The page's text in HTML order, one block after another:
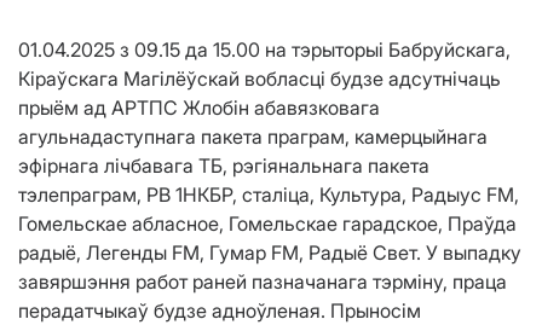
01.04.2025 з 09.15 да 15.00 на тэрыторыі Бабруйскага,
Кіраўскага Магілёўскай вобласці будзе адсутнічаць
прыём ад АРТПС Жлобін абавязковага
агульнадаступнага пакета праграм, камерцыйнага
эфірнага лічбавага ТБ, рэгіянальнага пакета
тэлепраграм, РВ 1НКБР, сталіца, Культура, Радыус FM,
Гомельскае абласное, Гомельскае гарадское, Праўда
радыё, Легенды FM, Гумар FM, Радыё Свет. У выпадку
завяршэння работ раней пазначанага тэрміну, праца
перадатчыкаў будзе адноўленая. Прыносім